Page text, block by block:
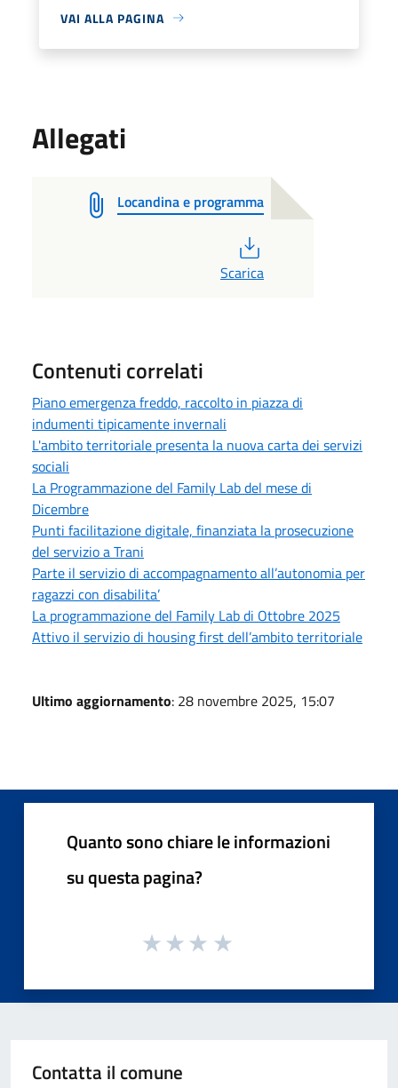
VAI ALLA PAGINA
Allegati
Locandina e programma
Scarica
Contenuti correlati
Piano emergenza freddo, raccolto in piazza di
indumenti tipicamente invernali
L'ambito territoriale presenta la nuova carta dei servizi
sociali
La Programmazione del Family Lab del mese di
Dicembre
Punti facilitazione digitale, finanziata la prosecuzione
del servizio a Trani
Parte il servizio di accompagnamento all’autonomia per
ragazzi con disabilita’
La programmazione del Family Lab di Ottobre 2025
Attivo il servizio di housing first dell’ambito territoriale
Ultimo aggiornamento: 28 novembre 2025, 15:07
Quanto sono chiare le informazioni
su questa pagina?
Contatta il comune